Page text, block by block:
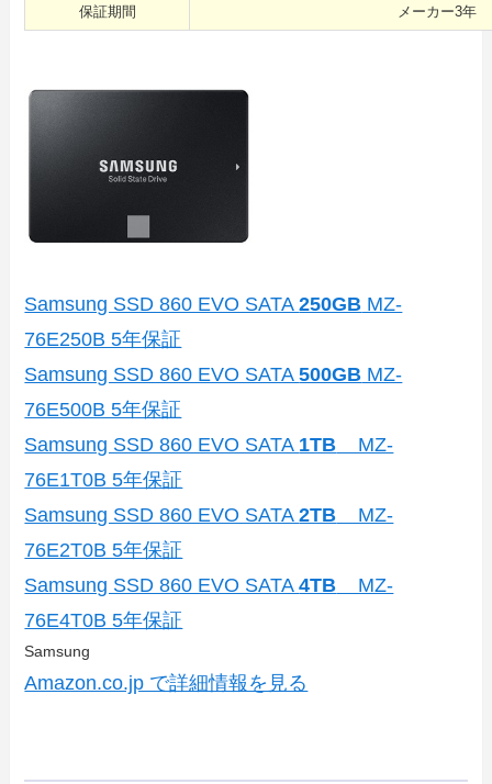
保証期間 メーカー3年
Samsung SSD 860 EVO SATA250GB MZ-
76E250B 5年保証
Samsung SSD 860 EVO SATA500GB MZ-
76E500B 5年保証
Samsung SSD 860 EVO SATA 1TB MZ-
76E1T0B 5年保証
Samsung SSD 860 EVO SATA2TB MZ-
76E2T0B 5年保証
Samsung SSD 860 EVO SATA4TB MZ-
76E4T0B 5年保証
Samsung
Amazon.co.jp で詳細情報を見る